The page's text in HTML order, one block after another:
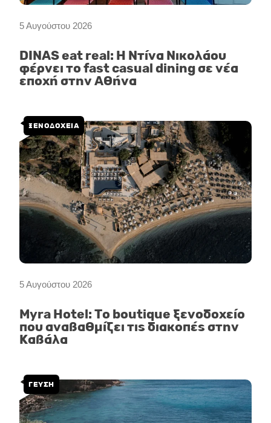
5 Αυγούστου 2026
DINAS eat real: Η Ντίνα Νικολάου
φέρνει το fast casual dining σε νέα
εποχή στην Αθήνα
5 Αυγούστου 2026
ΞΕΝΟΔΟΧΕΙΑ
Myra Hotel: Το boutique ξενοδοχείο
που αναβαθμίζει τις διακοπές στην
Καβάλα
ΓΕΥΣΗ